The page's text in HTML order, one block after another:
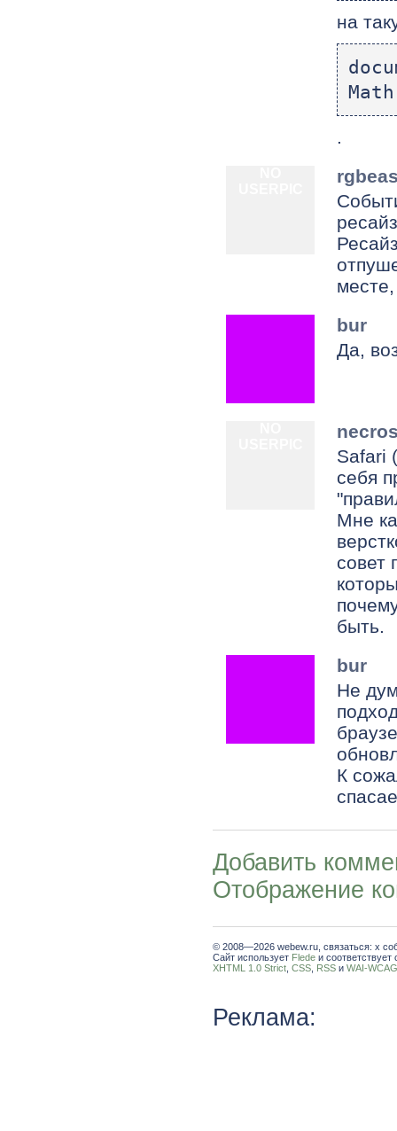
на
.
bur
Да,
Safari
себя
Мне
совет
быть.
bur
Не
К
Добавить
Отображение
© 2008—2026 webew.ru, связаться: x
Сайт использует Flede и соответствует
XHTML 1.0 Strict CSS RSS и WAI-
Реклама: